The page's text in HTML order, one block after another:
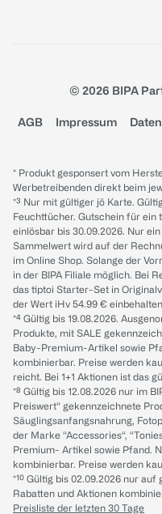
© 2026 BIPA
AGB Impressum
* Produkt gesponsert vom
Werbetreibenden direkt beim
*³ Nur mit gültiger jö Karte.
Feuchttücher. Gutschein für ein
einlösbar bis 30.09.2026. Nur
Sammelwert wird auf der
im Online Shop. Solange der
in der BIPA Filiale möglich. Bei
das tiptoi Starter-Set in
der Wert iHv 54.99 €
*⁴ Gültig bis 19.08.2026.
Produkte, mit SALE
Baby-Premium-Artikel sowie
kombinierbar. Preise werden
reicht. Bei 1+1 Aktionen ist das
*⁸ Gültig bis 12.08.2026 nur im
Preiswert“ gekennzeichnete
Säuglingsanfangsnahrung,
der Marke “Accessories“,
Premium- Artikel sowie Pfand.
kombinierbar. Preise werden
*¹⁰ Gültig bis 02.09.2026 nur
Rabatten und Aktionen
Preisliste der letzten 30 Tage